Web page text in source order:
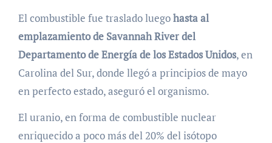
El combustible fue traslado luegohasta al
emplazamiento de Savannah River del
Departamento de Energía de los Estados Unidos, en
Carolina del Sur, donde llegó a principios de mayo
en perfecto estado, aseguró el organismo.
El uranio, en forma de combustible nuclear
enriquecido a poco más del 20% del isótopo